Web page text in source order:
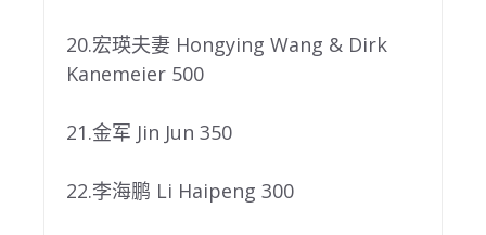
20.宏瑛夫妻 Hongying Wang & Dirk
Kanemeier 500
21.金军 Jin Jun 350
22.李海鹏 Li Haipeng 300